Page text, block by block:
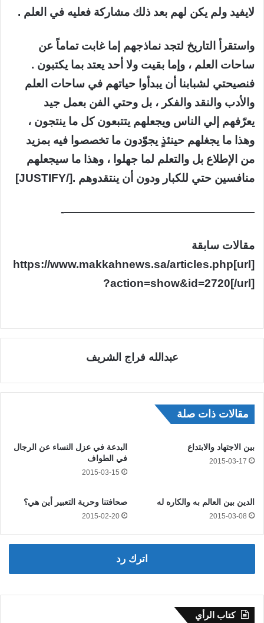
لايفيد ولم يكن لهم بعد ذلك مشاركة فعليه في العلم .
واستقرأ التاريخ لتجد نماذجهم إما غابت تماماً عن
ساحات العلم ، وإما بقيت ولا أحد يعتد بما يكتبون .
فنصيحتي لشبابنا أن يبدأوا حياتهم في ساحات العلم
والأدب والنقد والفكر ، بل وحتي الفن بعمل جيد
يعرّفهم إلي الناس ويجعلهم يتتبعون كل ما ينتجون ،
وهذا ما يجغلهم حينئذٍ يجوّدون ما تخصصوا فيه بمزيد
من الإطلاع بل والتعلم لما جهلوا ، وهذا ما سيجعلهم
منافسين حتي للكبار ودون أن ينتقدوهم .[/JUSTIFY]
—————————————————-
مقالات سابقة
[url]https://www.makkahnews.sa/articles.php
?action=show&id=2720[/url]
عبدالله فراج الشريف
مقالات ذات صلة
بين الاجتهاد والابتداع
2015-03-17
البدعة في عزل النساء عن الرجال
في الطواف
2015-03-15
الدين بين العالم به والكاره له
2015-03-08
صحافتنا وحرية التعبير أين هي؟
2015-02-20
اترك رد
كتاب الرأي